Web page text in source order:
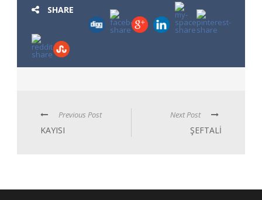
SHARE
Previous Post
KAYISI
Next Post
ŞEFTALİ